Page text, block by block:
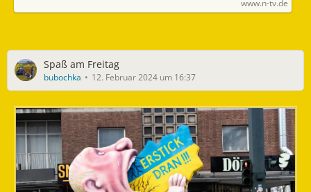
www.n-tv.de
Spaß am Freitag
bubochka 12. Februar 2024 um 16:37